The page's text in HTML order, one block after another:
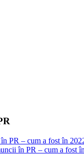
în PR – cum a fost în